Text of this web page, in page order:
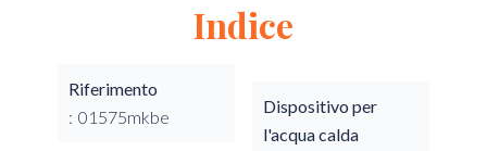
Indice
Riferimento
01575mkbe
Dispositivo per
l'acqua calda